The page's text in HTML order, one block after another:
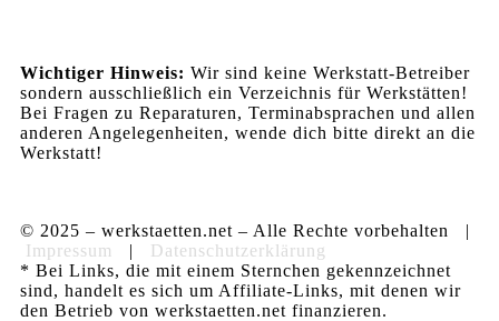
Wichtiger Hinweis: Wir sind keine Werkstatt-Betreiber
sondern ausschließlich ein Verzeichnis für Werkstätten!
Bei Fragen zu Reparaturen, Terminabsprachen und allen
anderen Angelegenheiten, wende dich bitte direkt an die
Werkstatt!
© 2025 – werkstaetten.net – Alle Rechte vorbehalten |
Impressum
| Datenschutzerklärung
* Bei Links, die mit einem Sternchen gekennzeichnet
sind, handelt es sich um Affiliate-Links, mit denen wir
den Betrieb von werkstaetten.net finanzieren.